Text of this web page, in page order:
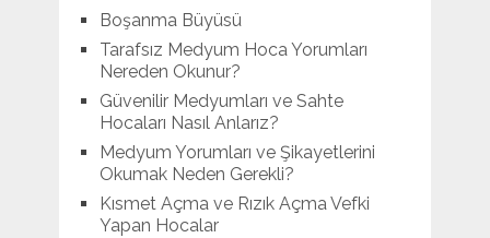
Boşanma Büyüsü
Tarafsız Medyum Hoca Yorumları
Nereden Okunur?
Güvenilir Medyumları ve Sahte
Hocaları Nasıl Anlarız?
Medyum Yorumları ve Şikayetlerini
Okumak Neden Gerekli?
Kısmet Açma ve Rızık Açma Vefki
Yapan Hocalar